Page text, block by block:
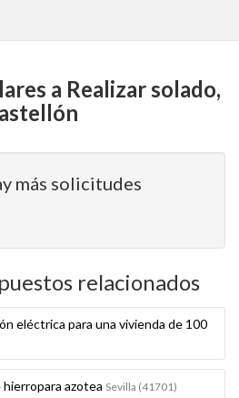
a Realizar solado,
más solicitudes
relacionados
eléctrica para una vivienda de 100
azotea Sevilla (41701)